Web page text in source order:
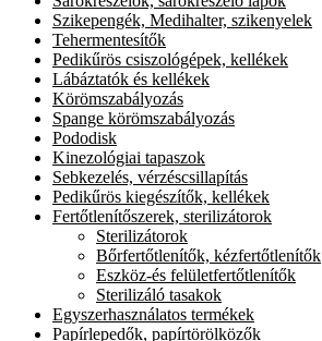
Szikepengék, Medihalter, szikenyelek
Tehermentesítők
Pedikűrös csiszológépek, kellékek
Lábáztatók és kellékek
Körömszabályozás
Spange körömszabályozás
Pododisk
Kinezológiai tapaszok
Sebkezelés, vérzéscsillapítás
Pedikűrös kiegészítők, kellékek
Fertőtlenítőszerek, sterilizátorok
Sterilizátorok
Bőrfertőtlenítők, kézfertőtlenítők
Eszköz-és felületfertőtlenítők
Sterilizáló tasakok
Egyszerhasználatos termékek
Papírlepedők, papírtörölközők